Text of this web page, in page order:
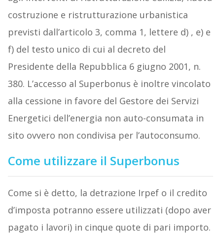
costruzione e ristrutturazione urbanistica
previsti dall’articolo 3, comma 1, lettere d) , e) e
f) del testo unico di cui al decreto del
Presidente della Repubblica 6 giugno 2001, n.
380. L’accesso al Superbonus è inoltre vincolato
alla cessione in favore del Gestore dei Servizi
Energetici dell’energia non auto-consumata in
sito ovvero non condivisa per l’autoconsumo.
Come utilizzare il Superbonus
Come si è detto, la detrazione Irpef o il credito
d’imposta potranno essere utilizzati (dopo aver
pagato i lavori) in cinque quote di pari importo.